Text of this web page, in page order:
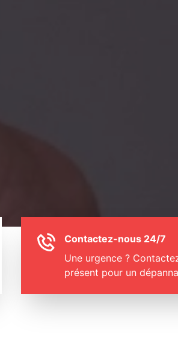
Contactez-nous 24/7
Une urgence ?
présent pour un